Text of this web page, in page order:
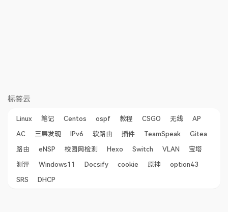
标签云
Linux 笔记 Centos ospf 教程 CSGO 无线
AP
AC
三层发现 IPv6 软路由 插件 TeamSpeak
Gitea
路由
eNSP 校园网检测 Hexo Switch VLAN
宝塔
测评
Windows11 Docsify cookie 原神
option43
SRS
DHCP